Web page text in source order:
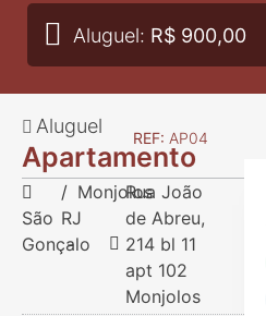
Aluguel: R$ 900,00
Aluguel
Apartamento
REF: AP04
São
Gonçalo
/
RJ
-
MonjolosRua João
de Abreu,
214 bl 11
apt 102
Monjolos